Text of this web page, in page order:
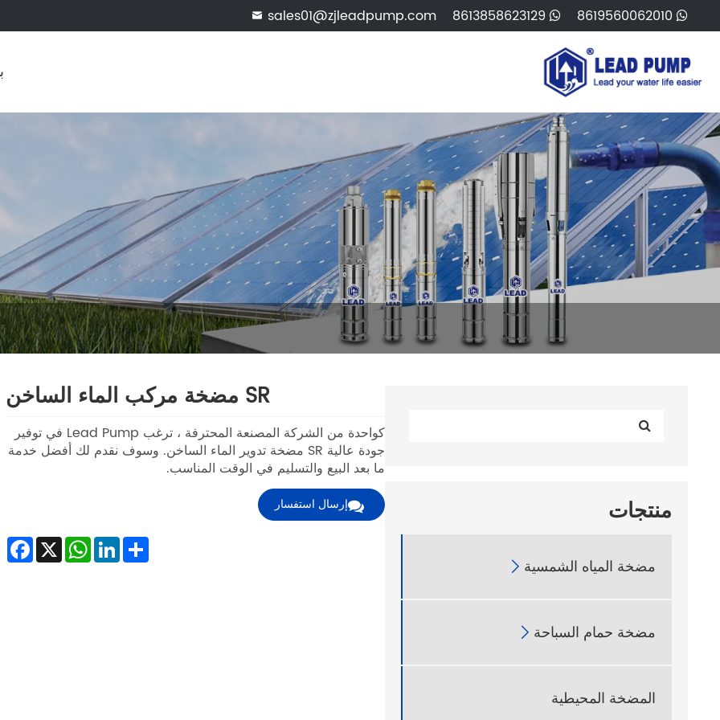
 sales01@zjleadpump.com
منتجات
مضخة المياه الشمسية 
مضخة حمام السباحة 
المضخة المحيطية
SR مضخة مركب الماء الساخن
كواحدة من الشركة المصنعة المحترفة ، ترغب Lead Pump في توفير
جودة عالية SR مضخة تدوير الماء الساخن. وسوف نقدم لك أفضل خدمة
ما بعد البيع والتسليم في الوقت المناسب.
إرسال استفسار
X
WhatsAppLinkedInShare